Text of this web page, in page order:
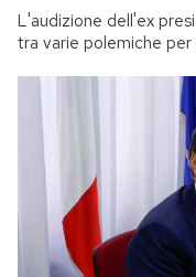
L'audizione dell'ex
tra varie polemiche